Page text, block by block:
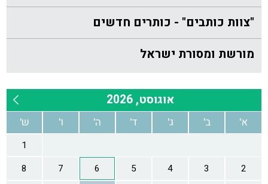
"צוות כותבים" - כותרים חדשים
מורשת ומסורת ישראל